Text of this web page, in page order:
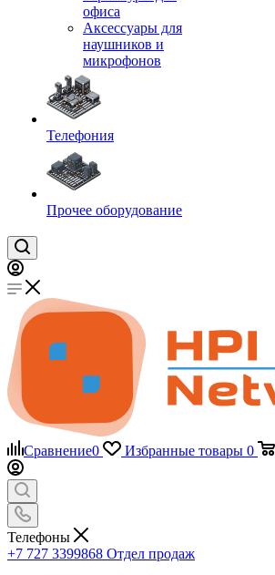
офиса
Аксессуары для
наушников и
микрофонов
Телефония
Прочее оборудование
Сравнение0 Избранные товары 0
Телефоны
+7 727 3399868 Отдел продаж